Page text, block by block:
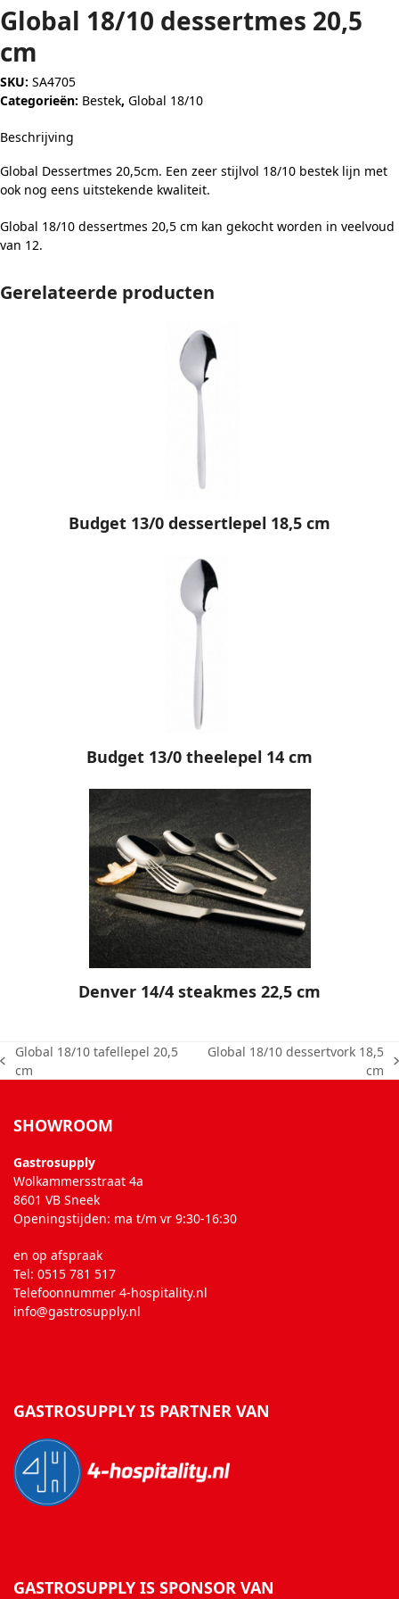
Global 18/10 dessertmes 20,5
cm
SKU: SA4705
Categorieën: Bestek, Global 18/10
Beschrijving
Global Dessertmes 20,5cm. Een zeer stijlvol 18/10 bestek lijn met
ook nog eens uitstekende kwaliteit.
Global 18/10 dessertmes 20,5 cm kan gekocht worden in veelvoud
van 12.
Gerelateerde producten
Budget 13/0 dessertlepel 18,5 cm
Budget 13/0 theelepel 14 cm
Denver 14/4 steakmes 22,5 cm
previous
Global 18/10 tafellepel 20,5
cm
Global 18/10 dessertvork 18,5
cm
SHOWROOM
Gastrosupply
Wolkammersstraat 4a
8601 VB Sneek
Openingstijden: ma t/m vr 9:30-16:30
en op afspraak
Tel: 0515 781 517
Telefoonnummer 4-hospitality.nl
info@gastrosupply.nl
GASTROSUPPLY IS PARTNER VAN
GASTROSUPPLY IS SPONSOR VAN